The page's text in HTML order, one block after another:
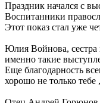
Праздник начался с
Воспитанники
Этот показ стал уже
Юлия Войнова, сестра
именно такие
Еще благодарность
хорошо не только